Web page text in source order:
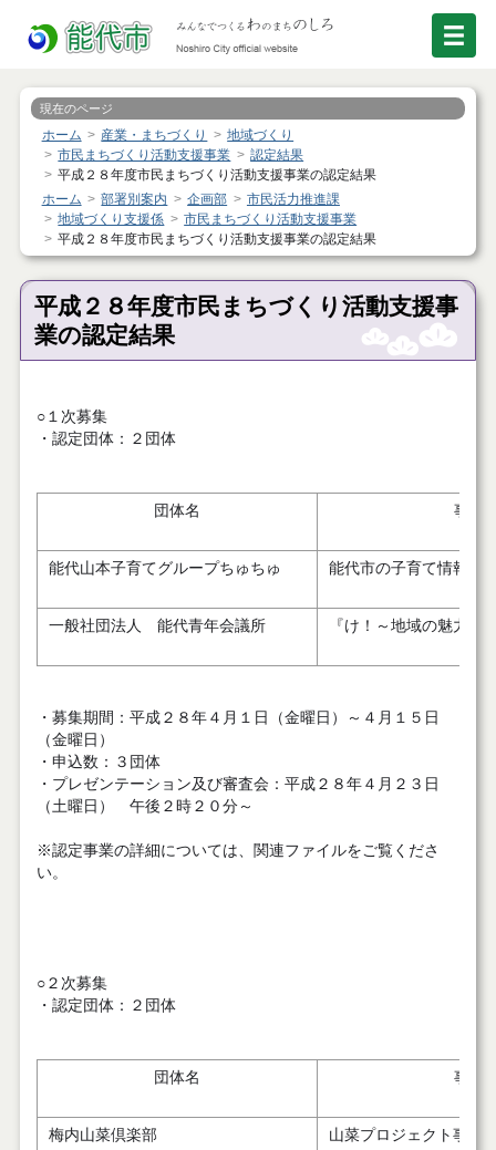
現在のページ
ホーム 産業・まちづくり
地域づくり
市民まちづくり活動支援事業
認定結果
平成２８年度市民まちづくり活動支援事業の認定結果
ホーム
部署別案内 企画部
市民活力推進課
地域づくり支援係
市民まちづくり活動支援事業
平成２８年度市民まちづくり活動支援事業の認定結果
平成２８年度市民まちづくり活動支援事
業の認定結果
○１次募集
・認定団体：２団体
団体名 事業
能代山本子育てグループちゅちゅ 能代市の子育て情報ホ
一般社団法人 能代青年会議所 『け！～地域の魅力た
・募集期間：平成２８年４月１日（金曜日）～４月１５日
（金曜日）
・申込数：３団体
・プレゼンテーション及び審査会：平成２８年４月２３日
（土曜日） 午後２時２０分～
※認定事業の詳細については、関連ファイルをご覧くださ
い。
○２次募集
・認定団体：２団体
団体名 事業
梅内山菜倶楽部 山菜プロジェクト事業